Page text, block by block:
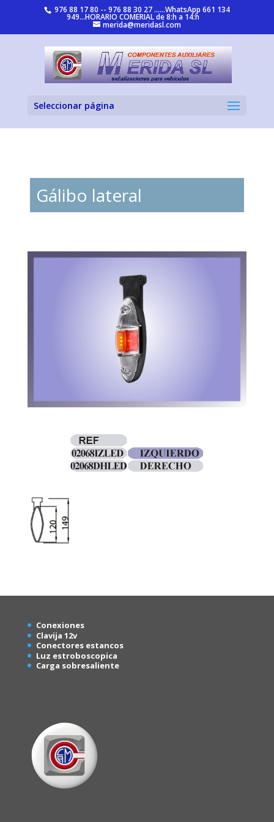
976 88 17 80 -- 976 88 30 27 ......WhatsApp 661 134
949...HORARIO COMERIAL de 8:h a 14:h
merida@meridasl.com
Seleccionar página
Gálibo lateral
Conexiones
Clavija 12v
Conectores estancos
Luz estroboscopica
Carga sobresaliente